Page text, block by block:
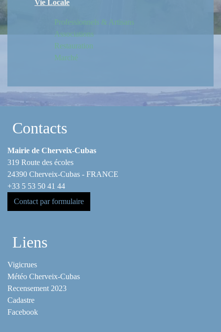
Vie Locale
Professionnels & Artisans
Associations
Restauration
Marché
Contacts
Mairie de Cherveix-Cubas
319 Route des écoles
24390 Cherveix-Cubas - FRANCE
+33 5 53 50 41 44
Contact par formulaire
Liens
Vigicrues
Météo Cherveix-Cubas
Recensement 2023
Cadastre
Facebook